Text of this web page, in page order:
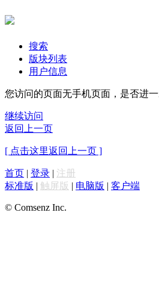
搜索
版块列表
用户信息
您访问的页面无手机页面，是否进
继续访问
返回上一页
[ 点击这里返回上一页 ]
首页 | 登录 | 注册
标准版 | 触屏版 | 电脑版 | 客户端
© Comsenz Inc.